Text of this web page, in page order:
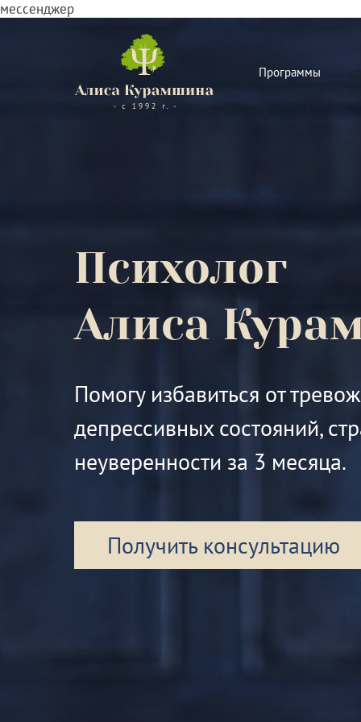
мессенджер
Программы
Психолог
Алиса
Помогу избавиться от
депрессивных состояний,
неуверенности за 3 месяца.
Получить консультацию